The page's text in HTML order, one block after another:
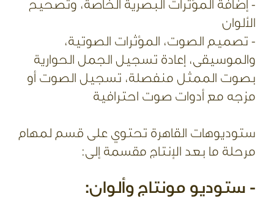
- إضافة المؤثرات البصرية الخاصة، وتصحيح
الألوان
- تصميم الصوت، المؤثرات الصوتية،
والموسيقى، إعادة تسجيل الجمل الحوارية
بصوت الممثل منفصلة، تسجيل الصوت أو
مزجه مع أدوات صوت احترافية
ستوديوهات القاهرة تحتوي على قسم لمهام
مرحلة ما بعد الإنتاج مقسمة إلى:
- ستوديو مونتاج وألوان: